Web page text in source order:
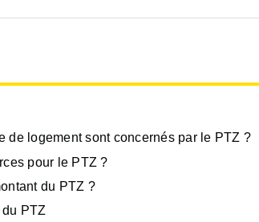
de logement sont concernés par le PTZ ?
pour le PTZ ?
du PTZ ?
PTZ